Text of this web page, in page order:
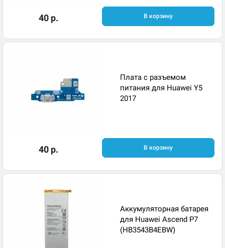
40 р. В корзину
Плата с разъемом
питания для Huawei Y5
2017
40 р. В корзину
Аккумуляторная батарея
для Huawei Ascend P7
(HB3543B4EBW)